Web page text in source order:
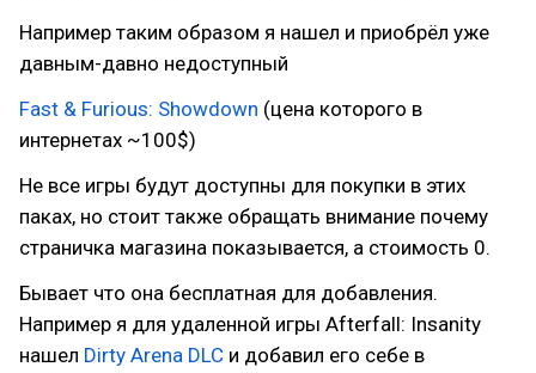
Например таким образом я нашел и приобрёл уже
давным-давно недоступный
Fast & Furious: Showdown (цена которого в
интернетах ~100$)
Не все игры будут доступны для покупки в этих
паках, но стоит также обращать внимание почему
страничка магазина показывается, а стоимость 0.
Бывает что она бесплатная для добавления.
Например я для удаленной игры Afterfall: Insanity
нашел Dirty Arena DLC и добавил его себе в